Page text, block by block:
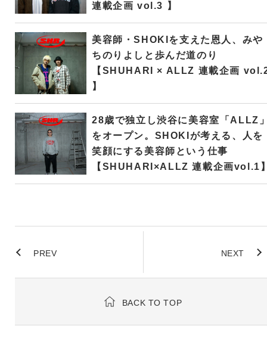
連載企画 vol.3 】
美容師・SHOKIを支えた恩人、みや
ちのりよしと歩んだ道のり
【SHUHARI × ALLZ 連載企画
】
28歳で独立し渋谷に美容室「ALLZ
をオープン。SHOKIが考える、人を
笑顔にする美容師という仕事
【SHUHARI×ALLZ 連載企画vol.1
PREV NEXT
BACK TO TOP